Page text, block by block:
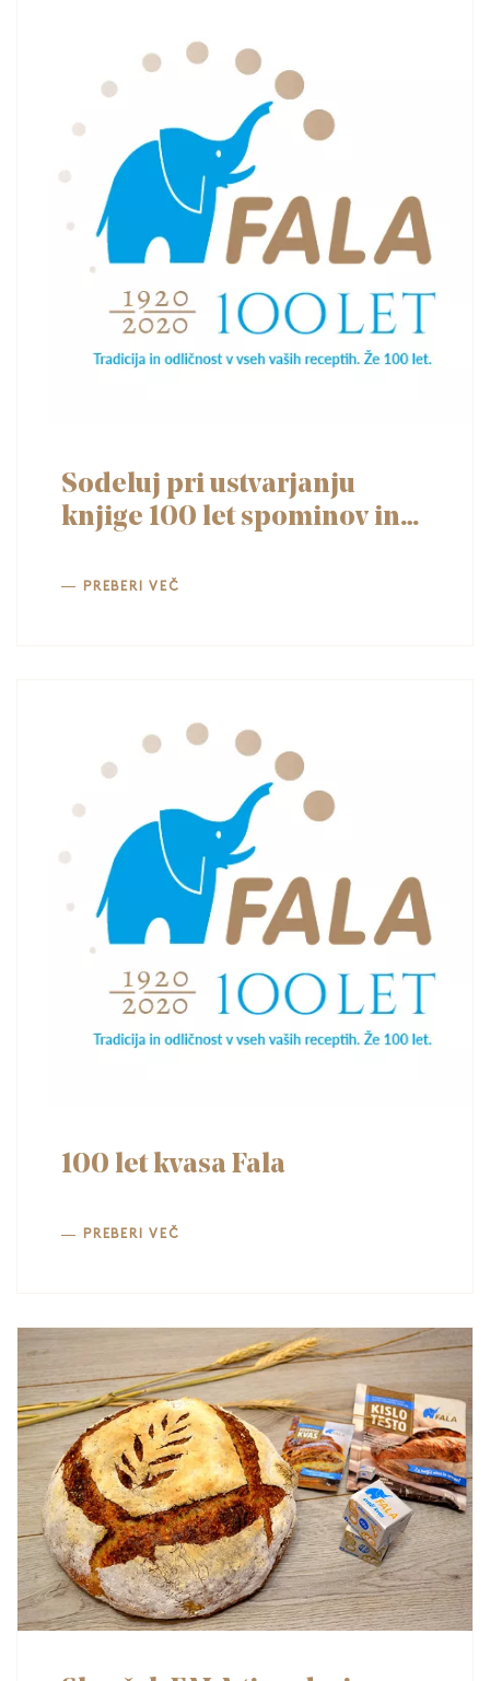
Sodeluj pri ustvarjanju
knjige 100 let spominov in
PREBERI VEČ
100 let kvasa Fala
PREBERI VEČ